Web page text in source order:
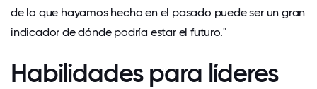
de lo que hayamos hecho en el pasado puede ser un gran
indicador de dónde podría estar el futuro."
Habilidades para líderes